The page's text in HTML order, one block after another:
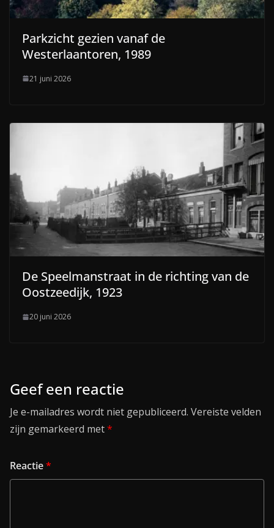
Parkzicht gezien vanaf de
Westerlaantoren, 1989
21 juni 2026
De Speelmanstraat in de richting van de
Oostzeedijk, 1923
20 juni 2026
Geef een reactie
Je e-mailadres wordt niet gepubliceerd. Vereiste velden
zijn gemarkeerd met*
Reactie*